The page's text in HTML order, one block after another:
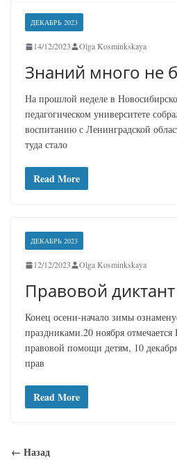
ДЕКАБРЬ 2023
14/12/2023 Olga Kosminkskaya
Знаний много не
На прошлой неделе в
педагогическом университете
воспитанию с Ленинградской
туда стало
Read More
ДЕКАБРЬ 2023
12/12/2023 Olga Kosminkskaya
Правовой диктант
Конец осени-начало зимы
праздниками.20 ноября
правовой помощи детям, 10
прав
Read More
← Назад